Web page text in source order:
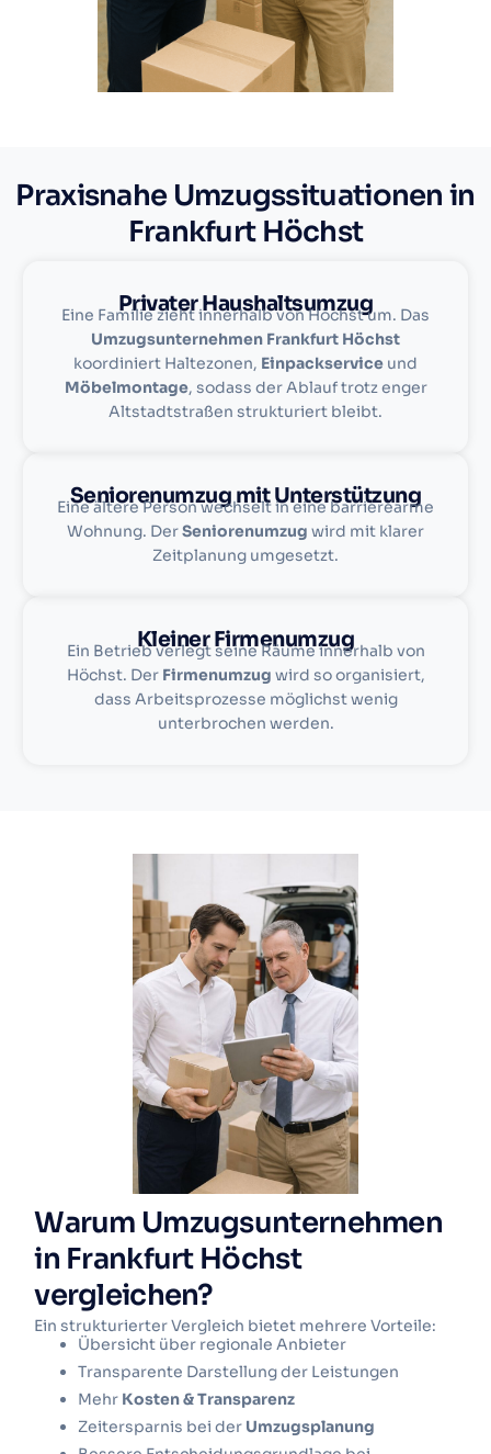
Praxisnahe Umzugssituationen in
Frankfurt Höchst
Privater Haushaltsumzug
Eine Familie zieht innerhalb von Höchst um. Das
Umzugsunternehmen Frankfurt Höchst
koordiniert Haltezonen, Einpackservice und
Möbelmontage, sodass der Ablauf trotz enger
Altstadtstraßen strukturiert bleibt.
Seniorenumzug mit Unterstützung
Eine ältere Person wechselt in eine barrierearme
Wohnung. DerSeniorenumzug wird mit klarer
Zeitplanung umgesetzt.
Kleiner Firmenumzug
Ein Betrieb verlegt seine Räume innerhalb von
Höchst. Der Firmenumzug wird so organisiert,
dass Arbeitsprozesse möglichst wenig
unterbrochen werden.
Warum Umzugsunternehmen
in Frankfurt Höchst
vergleichen?
Ein strukturierter Vergleich bietet mehrere Vorteile:
Übersicht über regionale Anbieter
Transparente Darstellung der Leistungen
Mehr Kosten & Transparenz
Zeitersparnis bei der Umzugsplanung